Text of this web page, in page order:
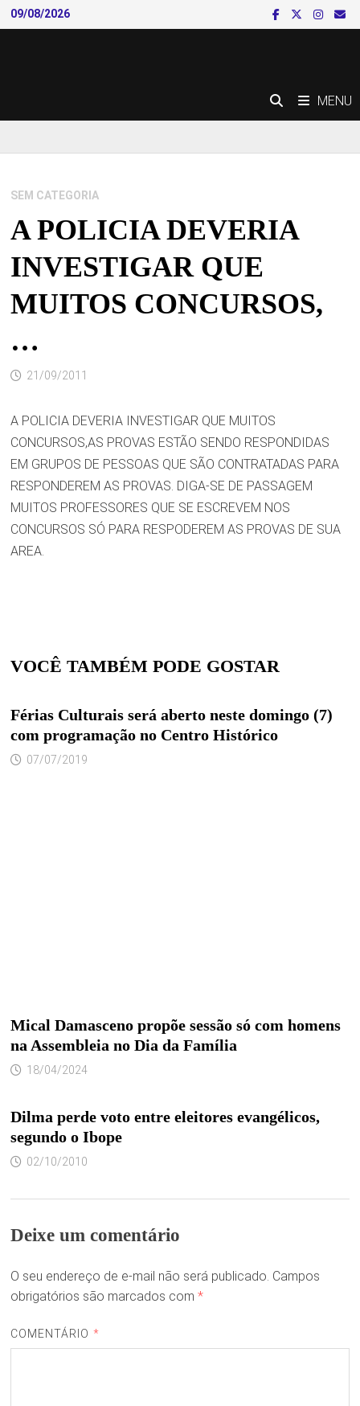
Skip
to
09/08/2026
MENU
SEM CATEGORIA
A POLICIA DEVERIA
INVESTIGAR QUE
MUITOS CONCURSOS,
…
21/09/2011
A POLICIA DEVERIA INVESTIGAR QUE MUITOS
CONCURSOS,AS PROVAS ESTÃO SENDO RESPONDIDAS
EM GRUPOS DE PESSOAS QUE SÃO CONTRATADAS PARA
RESPONDEREM AS PROVAS. DIGA-SE DE PASSAGEM
MUITOS PROFESSORES QUE SE ESCREVEM NOS
CONCURSOS SÓ PARA RESPODEREM AS PROVAS DE SUA
AREA.
VOCÊ TAMBÉM PODE GOSTAR
Férias Culturais será aberto neste domingo (7)
com programação no Centro Histórico
07/07/2019
Mical Damasceno propõe sessão só com homens
na Assembleia no Dia da Família
18/04/2024
Dilma perde voto entre eleitores evangélicos,
segundo o Ibope
02/10/2010
Deixe um comentário
O seu endereço de e-mail não será publicado. Campos
obrigatórios são marcados com *
COMENTÁRIO *